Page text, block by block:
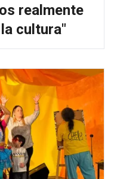
realmente
cultura"